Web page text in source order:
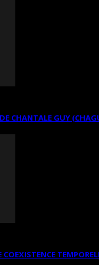
CHANTALE GUY